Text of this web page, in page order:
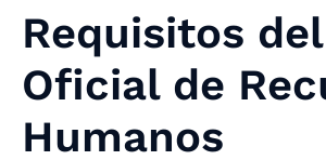
Requisitos del
Oficial de
Humanos